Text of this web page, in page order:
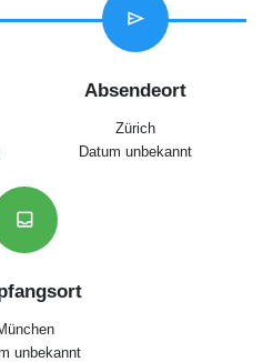
send
Absendeort
Zürich
Datum unbekannt
inbox
unbekannt